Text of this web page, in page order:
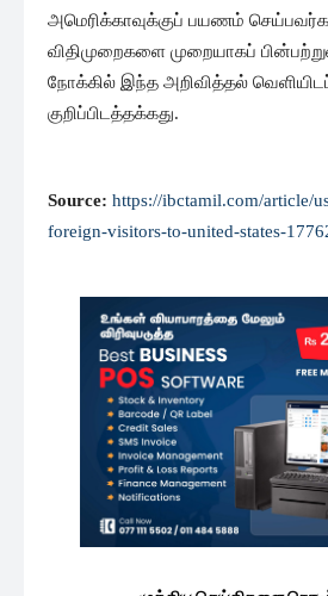
அமெரிக்காவுக்குப் பயணம்
விதிமுறைகளை முறையாகப்
நோக்கில் இந்த அறிவித்தல்
குறிப்பிடத்தக்கது.
Source: https://ibctamil.com/article/
foreign-visitors-to-united-states-